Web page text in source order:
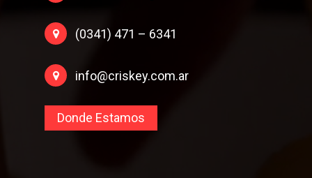
(0341) 471 – 6341
info@criskey.com.ar
Donde Estamos